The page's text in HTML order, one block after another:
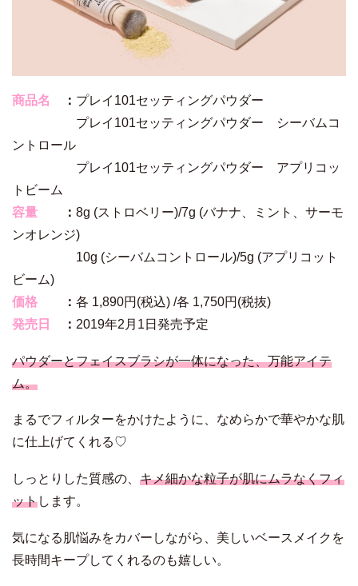
商品名 ： プレイ101セッティングパウダー
プレイ101セッティングパウダー シーバムコ
ントロール
プレイ101セッティングパウダー アプリコッ
トビーム
容量 ： 8g (ストロベリー)/7g (バナナ、ミント、サーモ
ンオレンジ)
10g (シーバムコントロール)/5g (アプリコット
ビーム)
価格 ： 各 1,890円(税込) /各 1,750円(税抜)
発売日
： 2019年2月1日発売予定
パウダーとフェイスブラシが一体になった、万能アイテ
ム。
まるでフィルターをかけたように、なめらかで華やかな肌
に仕上げてくれる♡
しっとりした質感の、 キメ細かな粒子が肌にムラなくフィ
ットします。
気になる肌悩みをカバーしながら、美しいベースメイクを
長時間キープしてくれるのも嬉しい。